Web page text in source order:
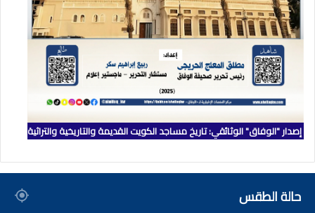
إصدار "الوفاق" الوثائقي: تاريخ مساجد الكويت القديمة والتاريخية والتراثية
حالة الطقس